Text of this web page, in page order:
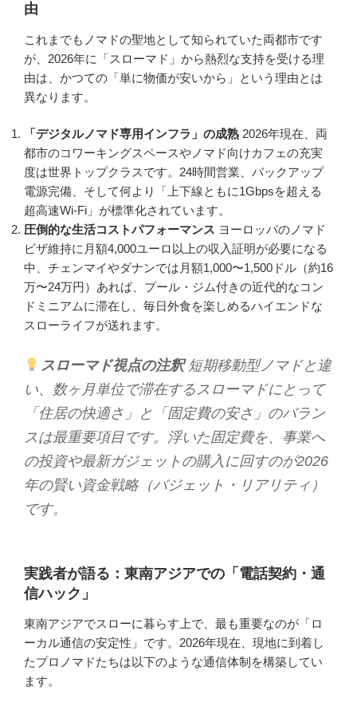
由
これまでもノマドの聖地として知られていた両都市です
が、2026年に「スローマド」から熱烈な支持を受ける理
由は、かつての「単に物価が安いから」という理由とは
異なります。
「デジタルノマド専用インフラ」の成熟 2026年現在、両
都市のコワーキングスペースやノマド向けカフェの充実
度は世界トップクラスです。24時間営業、バックアップ
電源完備、そして何より「上下線ともに1Gbpsを超える
超高速Wi-Fi」が標準化されています。
圧倒的な生活コストパフォーマンス ヨーロッパのノマド
ビザ維持に月額4,000ユーロ以上の収入証明が必要になる
中、チェンマイやダナンでは月額1,000〜1,500ドル（約16
万〜24万円）あれば、プール・ジム付きの近代的なコン
ドミニアムに滞在し、毎日外食を楽しめるハイエンドな
スローライフが送れます。
スローマド視点の注釈短期移動型ノマドと違
い、数ヶ月単位で滞在するスローマドにとって
「住居の快適さ」と「固定費の安さ」のバラン
スは最重要項目です。浮いた固定費を、事業へ
の投資や最新ガジェットの購入に回すのが2026
年の賢い資金戦略（バジェット・リアリティ）
です。
実践者が語る：東南アジアでの「電話契約・通
信ハック」
東南アジアでスローに暮らす上で、最も重要なのが「ロ
ーカル通信の安定性」です。2026年現在、現地に到着し
たプロノマドたちは以下のような通信体制を構築してい
ます。